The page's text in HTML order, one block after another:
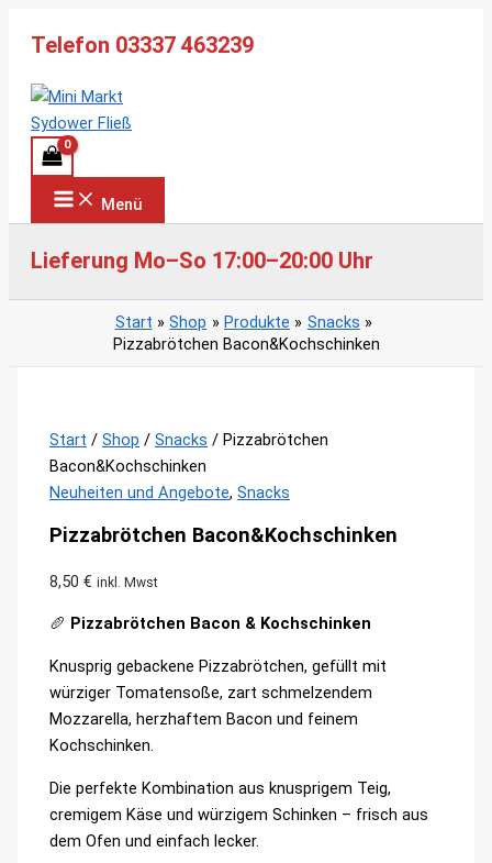
InhaltTelefon 03337 463239
Menü
Lieferung Mo–So 17:00–20:00 Uhr
Start Shop Produkte
Snacks
Pizzabrötchen Bacon&Kochschinken
Start /Shop /Snacks / Pizzabrötchen
Bacon&Kochschinken
Neuheiten und Angebote,Snacks
Pizzabrötchen Bacon&Kochschinken
8,50€ inkl. Mwst
🥖 Pizzabrötchen Bacon & Kochschinken
Knusprig gebackene Pizzabrötchen, gefüllt mit
würziger Tomatensoße, zart schmelzendem
Mozzarella, herzhaftem Bacon und feinem
Kochschinken.
Die perfekte Kombination aus knusprigem Teig,
cremigem Käse und würzigem Schinken – frisch aus
dem Ofen und einfach lecker.